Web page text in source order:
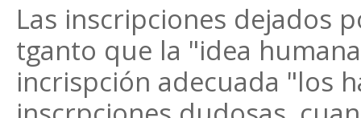
Las inscripciones dejados
tganto que la "idea
incrispción adecuada "los